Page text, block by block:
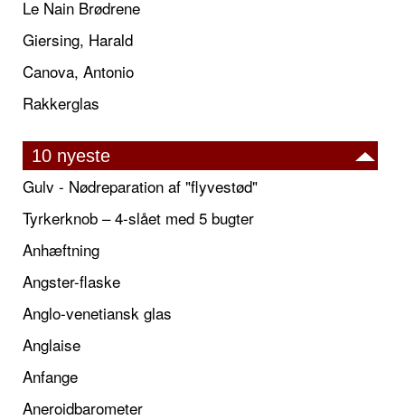
Le Nain Brødrene
Giersing, Harald
Canova, Antonio
Rakkerglas
10 nyeste
Gulv - Nødreparation af "flyvestød"
Tyrkerknob – 4-slået med 5 bugter
Anhæftning
Angster-flaske
Anglo-venetiansk glas
Anglaise
Anfange
Aneroidbarometer